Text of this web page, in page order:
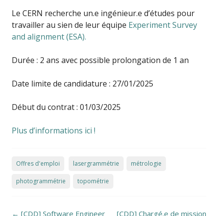
Le CERN recherche un.e ingénieur.e d’études pour
travailler au sien de leur équipe Experiment Survey
and alignment (ESA).
Durée : 2 ans avec possible prolongation de 1 an
Date limite de candidature : 27/01/2025
Début du contrat : 01/03/2025
Plus d’informations ici !
Offres d'emploi lasergrammétrie métrologie
photogrammétrie topométrie
Post navigation
← [CDD] Software Engineer
[CDD] Chargé.e de mission